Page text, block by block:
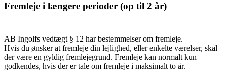
Fremleje i længere perioder (op til 2 år)
AB Ingolfs vedtægt § 12 har bestemmelser om fremleje.
Hvis du ønsker at fremleje din lejlighed, eller enkelte værelser, skal
der være en gyldig fremlejegrund. Fremleje kan normalt kun
godkendes, hvis der er tale om fremleje i maksimalt to år.